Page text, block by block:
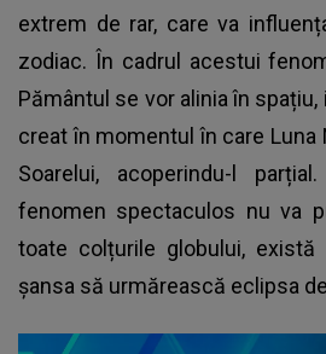
extrem de rar, care va
zodiac. În cadrul acestui
Pământul se vor alinia în
creat în momentul în care Luna
Soarelui, acoperindu-l
fenomen spectaculos nu va
toate colțurile globului,
șansa să urmărească eclipsa